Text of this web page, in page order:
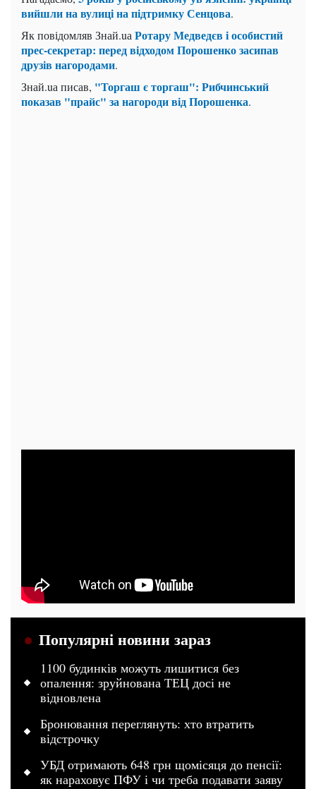
вийшли на вулиці на підтримку Сенцова.
Як повідомляв Знай.uа Ротару Медведєв і особистий
прес-секретар: перед відходом Порошенко засипав
друзів нагородами.
Знай.uа писав, "Торгаш є торгаш": Рибчинський
показав "прайс" за нагороди від Порошенка.
Популярні новини зараз
1100 будинків можуть лишитися без
опалення: зруйнована ТЕЦ досі не
відновлена
Бронювання переглянуть: хто втратить
відстрочку
УБД отримають 648 грн щомісяця до пенсії:
як нараховує ПФУ і чи треба подавати заяву